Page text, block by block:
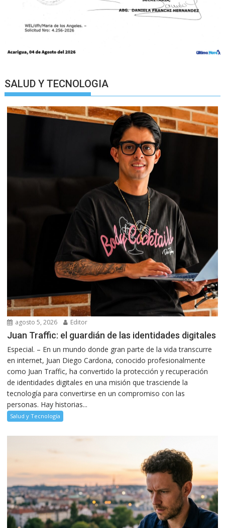
SALUD Y TECNOLOGIA
agosto 5, 2026 Editor
Juan Traffic: el guardián de las identidades digitales
Especial. – En un mundo donde gran parte de la vida transcurre
en internet, Juan Diego Cardona, conocido profesionalmente
como Juan Traffic, ha convertido la protección y recuperación
de identidades digitales en una misión que trasciende la
tecnología para convertirse en un compromiso con las
personas. Hay historias...
Salud y Tecnología